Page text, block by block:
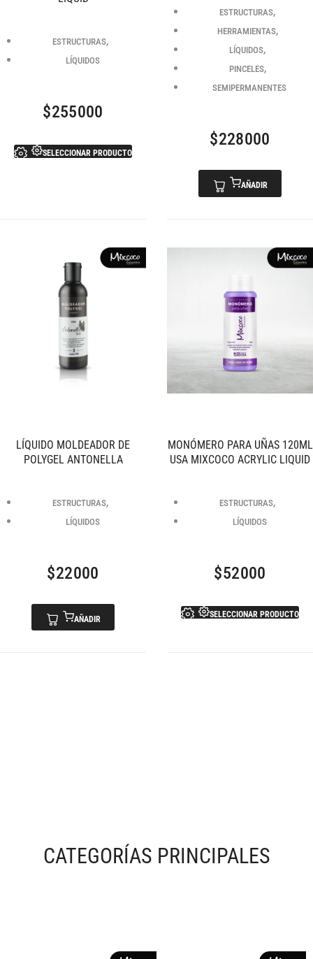
ESTRUCTURAS,
LÍQUIDOS
$255000
SELECCIONAR PRODUCTO
ESTRUCTURAS,
HERRAMIENTAS,
LÍQUIDOS,
PINCELES,
SEMIPERMANENTES
$228000
AÑADIR
LÍQUIDO MOLDEADOR DE
POLYGEL ANTONELLA
ESTRUCTURAS,
LÍQUIDOS
$22000
AÑADIR
MONÓMERO PARA UÑAS 120ML
USA MIXCOCO ACRYLIC LIQUID
ESTRUCTURAS,
LÍQUIDOS
$52000
SELECCIONAR PRODUCTO
CATEGORÍAS PRINCIPALES